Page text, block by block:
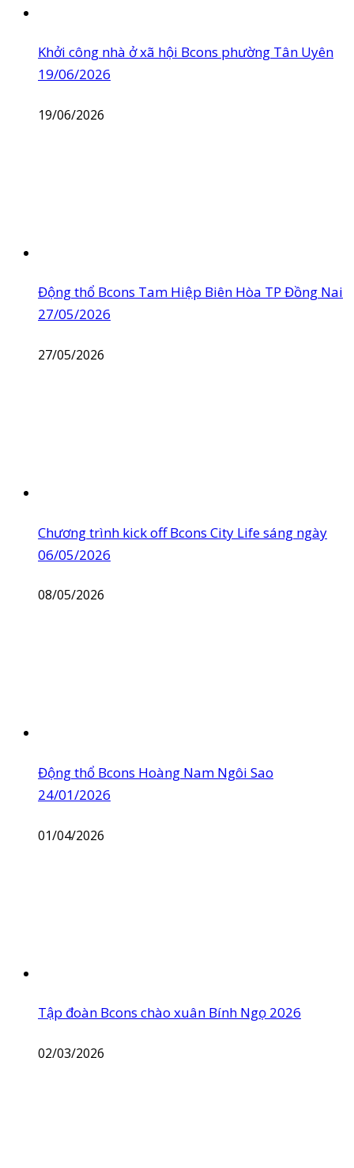
Khởi công nhà ở xã hội Bcons phường Tân Uyên
19/06/2026
19/06/2026
Động thổ Bcons Tam Hiệp Biên Hòa TP Đồng Nai
27/05/2026
27/05/2026
Chương trình kick off Bcons City Life sáng ngày
06/05/2026
08/05/2026
Động thổ Bcons Hoàng Nam Ngôi Sao
24/01/2026
01/04/2026
Tập đoàn Bcons chào xuân Bính Ngọ 2026
02/03/2026